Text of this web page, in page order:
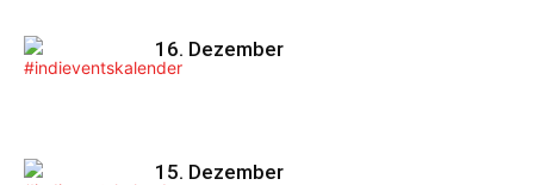
16. Dezember
15. Dezember